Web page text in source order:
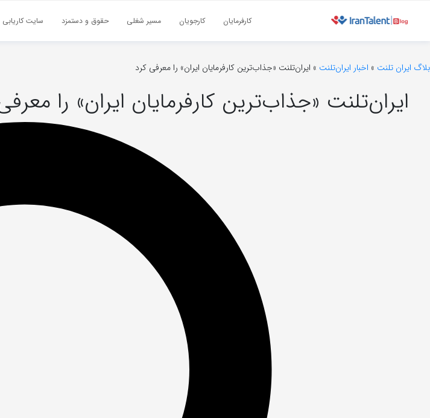
کارفرمایان کارجویان مسیر شغلی حقوق و دستمزد سایت کاریابی
بلاگ ایران تلنت » اخبار ایران‌تلنت » ایران‌تلنت «جذاب‌ترین کارفرمایان ایران» را معرفی کرد
ایران‌تلنت «جذاب‌ترین کارفرمایان ایران» را